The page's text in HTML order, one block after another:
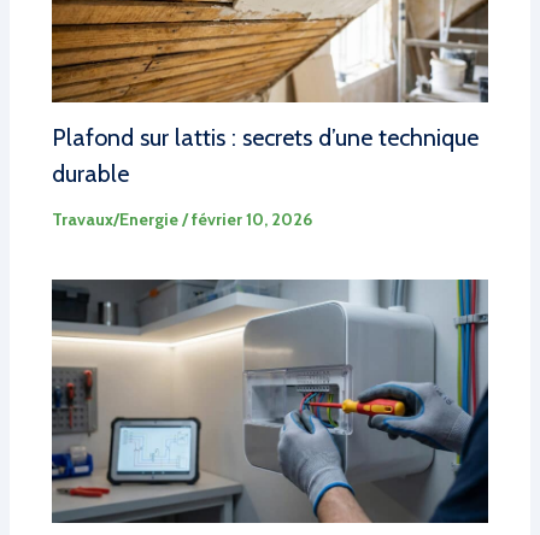
Plafond sur lattis : secrets d’une technique
durable
Travaux/Energie/février 10, 2026